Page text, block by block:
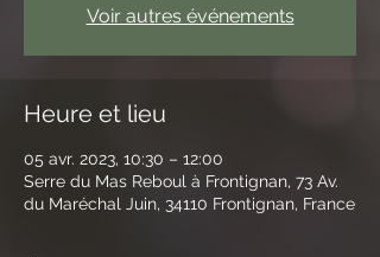
Voir autres événements
Heure et lieu
05 avr. 2023, 10:30 – 12:00
Serre du Mas Reboul à Frontignan, 73 Av.
du Maréchal Juin, 34110 Frontignan, France